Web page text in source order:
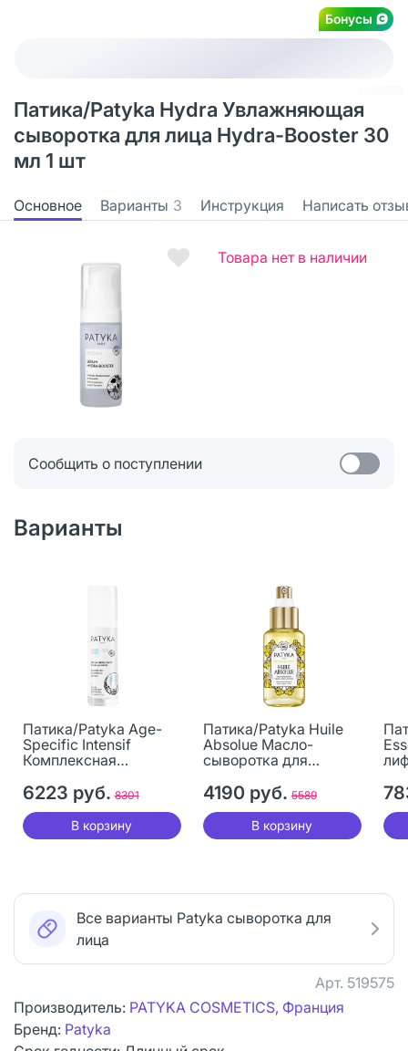
Бонусы
Патика/Patyka Hydra Увлажняющая
сыворотка для лица Hydra-Booster 30
мл 1 шт
Основное Варианты 3 Инструкция Написать
Товара нет в наличии
Сообщить о поступлении
Варианты
Патика/Patyka Age-
Specific Intensif
Комплексная
эффектом анти-аж 30
мл 1 шт
6223 руб. 8301
В корзину
Патика/Patyka Huile
Absolue Масло-
сыворотка для
Limited Edition 50 мл 1
4190 руб. 5589
В корзину
Все варианты Patyka сыворотка для
лица
Арт. 519575
Производитель: PATYKA COSMETICS, Франция
Бренд: Patyka